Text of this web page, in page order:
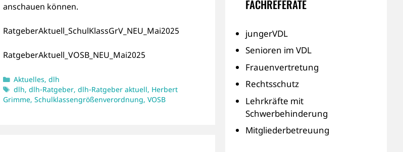
anschauen können.
RatgeberAktuell_SchulKlassGrV_NEU_Mai2025
RatgeberAktuell_VOSB_NEU_Mai2025
Kategorien
Aktuelles,dlh
Schlagwörter
dlh,dlh-Ratgeber,dlh-Ratgeber aktuell, Herbert
Grimme, Schulklassengrößenverordnung, VOSB
FACHREFERATE
jungerVDL
Senioren im VDL
Frauenvertretung
Rechtsschutz
Lehrkräfte mit
Schwerbehinderung
Mitgliederbetreuung